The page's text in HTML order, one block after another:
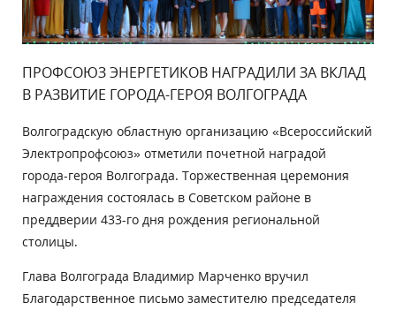
ПРОФСОЮЗ ЭНЕРГЕТИКОВ НАГРАДИЛИ ЗА ВКЛАД
В РАЗВИТИЕ ГОРОДА-ГЕРОЯ ВОЛГОГРАДА
Волгоградскую областную организацию «Всероссийский
Электропрофсоюз» отметили почетной наградой
города-героя Волгограда. Торжественная церемония
награждения состоялась в Советском районе в
преддверии 433-го дня рождения региональной
столицы.
Глава Волгограда Владимир Марченко вручил
Благодарственное письмо заместителю председателя